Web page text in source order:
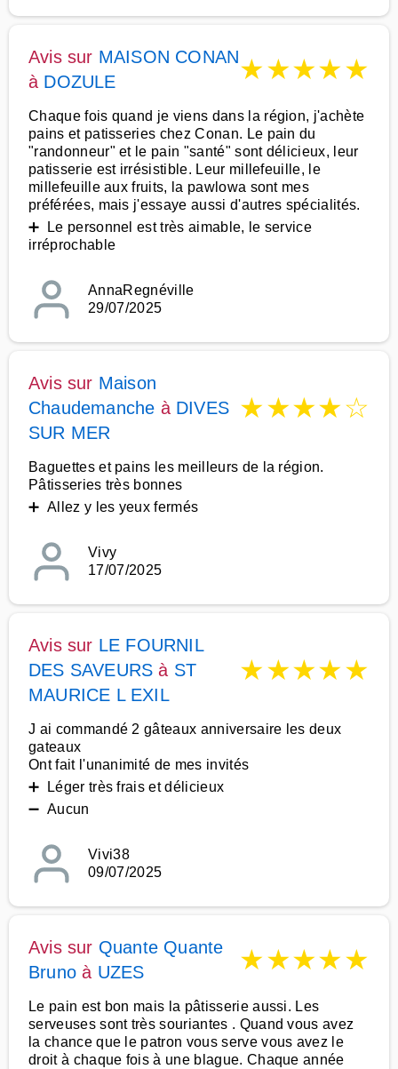
Avis sur MAISON CONAN
à DOZULE ★★★★★
Chaque fois quand je viens dans la région, j'achète
pains et patisseries chez Conan. Le pain du
"randonneur" et le pain "santé" sont délicieux, leur
patisserie est irrésistible. Leur millefeuille, le
millefeuille aux fruits, la pawlowa sont mes
préférées, mais j'essaye aussi d'autres spécialités.
➕ Le personnel est très aimable, le service
irréprochable
AnnaRegnéville
29/07/2025
Avis sur Maison
Chaudemanche à DIVES
SUR MER
★★★★☆
Baguettes et pains les meilleurs de la région.
Pâtisseries très bonnes
➕ Allez y les yeux fermés
Vivy
17/07/2025
Avis sur LE FOURNIL
DES SAVEURS à ST
MAURICE L EXIL
★★★★★
J ai commandé 2 gâteaux anniversaire les deux
gateaux
Ont fait l'unanimité de mes invités
➕ Léger très frais et délicieux
➖ Aucun
Vivi38
09/07/2025
Avis sur Quante Quante
Bruno à UZES ★★★★★
Le pain est bon mais la pâtisserie aussi. Les
serveuses sont très souriantes . Quand vous avez
la chance que le patron vous serve vous avez le
droit à chaque fois à une blague. Chaque année